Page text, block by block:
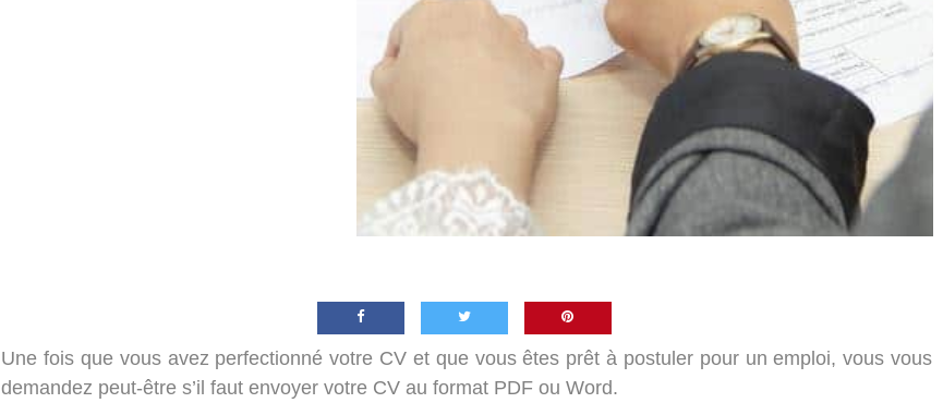
Une fois que vous avez perfectionné votre CV et que vous êtes prêt à postuler pour un emploi, vous vous
demandez peut-être s’il faut envoyer votre CV au format PDF ou Word.